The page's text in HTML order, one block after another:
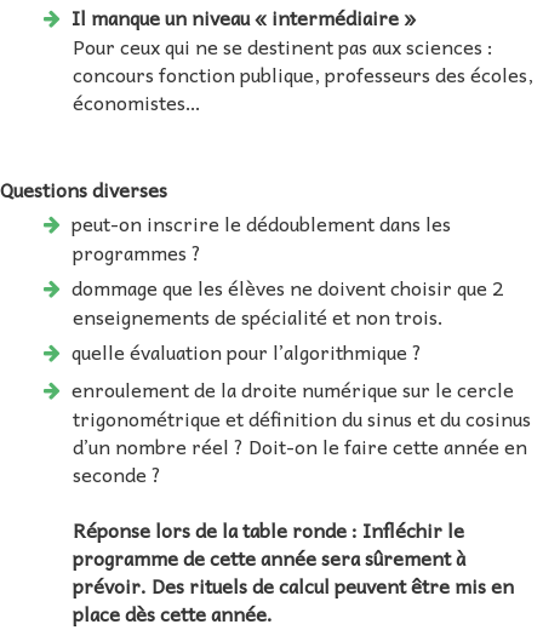
Il manque un niveau « intermédiaire »
Pour ceux qui ne se destinent pas aux sciences :
concours fonction publique, professeurs des écoles,
économistes…
Questions diverses
peut-on inscrire le dédoublement dans les
programmes ?
dommage que les élèves ne doivent choisir que 2
enseignements de spécialité et non trois.
quelle évaluation pour l’algorithmique ?
enroulement de la droite numérique sur le cercle
trigonométrique et définition du sinus et du cosinus
d’un nombre réel ? Doit-on le faire cette année en
seconde ?
Réponse lors de la table ronde : Infléchir le
programme de cette année sera sûrement à
prévoir. Des rituels de calcul peuvent être mis en
place dès cette année.